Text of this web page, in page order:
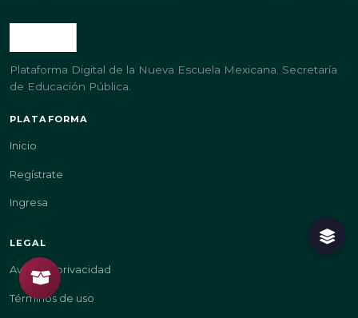
Plataforma Digital de la Nueva Escuela Mexicana. Secretaría
de Educación Pública.
PLATAFORMA
Inicio
Regístrate
Ingresa
LEGAL
Aviso de privacidad
Términos de uso